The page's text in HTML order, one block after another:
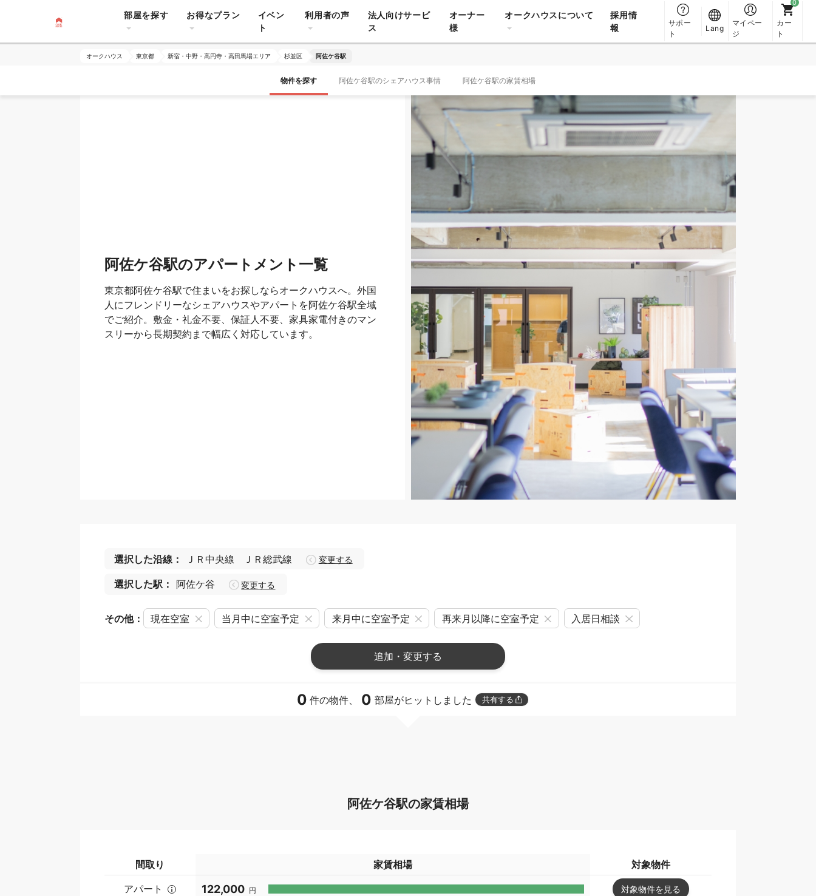
部屋を探す お得なプラン
イベン
ト
利用者の声
法人向けサービ
ス
オーナー
様
オークハウスについて
採用情
報
サポー
ト
Lang
マイペー
ジ
カー
ト
オークハウス 東京都 新宿・中野・高円寺・高田馬場エリア 杉並区 阿佐ケ谷駅
物件を探す 阿佐ケ谷駅のシェアハウス事情 阿佐ケ谷駅の家賃相場
阿佐ケ谷駅のアパートメント一覧
東京都阿佐ケ谷駅で住まいをお探しならオークハウスへ。外国
人にフレンドリーなシェアハウスやアパートを阿佐ケ谷駅全域
でご紹介。敷金・礼金不要、保証人不要、家具家電付きのマン
スリーから長期契約まで幅広く対応しています。
選択した沿線： ＪＲ中央線 ＪＲ総武線 変更する
選択した駅： 阿佐ケ谷 変更する
その他： 現在空室 当月中に空室予定 来月中に空室予定 再来月以降に空室予定 入居日相談
追加・変更する
0 件の物件、 0 部屋がヒットしました 共有する
阿佐ケ谷駅の家賃相場
間取り 家賃相場
対象物件
アパート
122,000 円 対象物件を見る